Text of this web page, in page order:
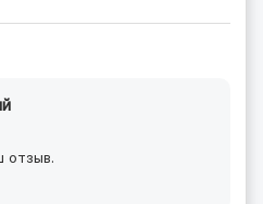
отзыв.